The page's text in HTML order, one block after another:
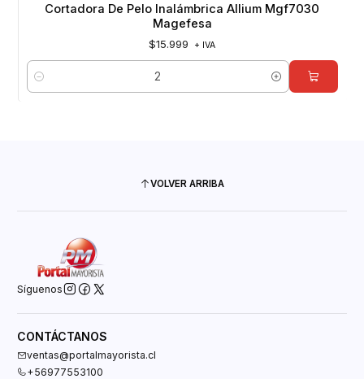
Cortadora De Pelo Inalámbrica Allium Mgf7030
Magefesa
$15.999 + IVA
Cantidad
VOLVER ARRIBA
Síguenos
CONTÁCTANOS
ventas@portalmayorista.cl
+56977553100